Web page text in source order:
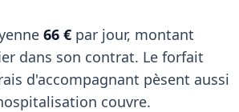
66 € par jour, montant
dans son contrat. Le forfait
d'accompagnant pèsent aussi
couvre.